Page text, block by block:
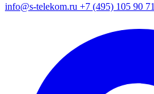
info@s-telekom.ru +7 (495) 105 90 71